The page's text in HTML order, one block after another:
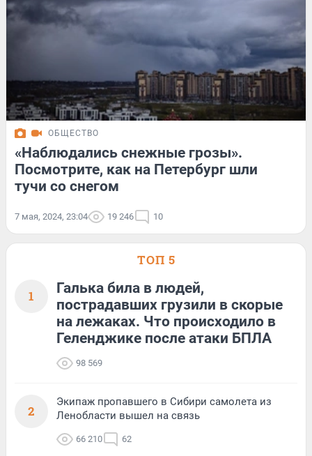
ОБЩЕСТВО
«Наблюдались снежные грозы».
Посмотрите, как на Петербург шли
тучи со снегом
7 мая, 2024, 23:04 19 246 10
ТОП 5
1
Галька била в людей,
пострадавших грузили в скорые
на лежаках. Что происходило в
Геленджике после атаки БПЛА
98 569
2
Экипаж пропавшего в Сибири самолета из
Ленобласти вышел на связь
66 210 62